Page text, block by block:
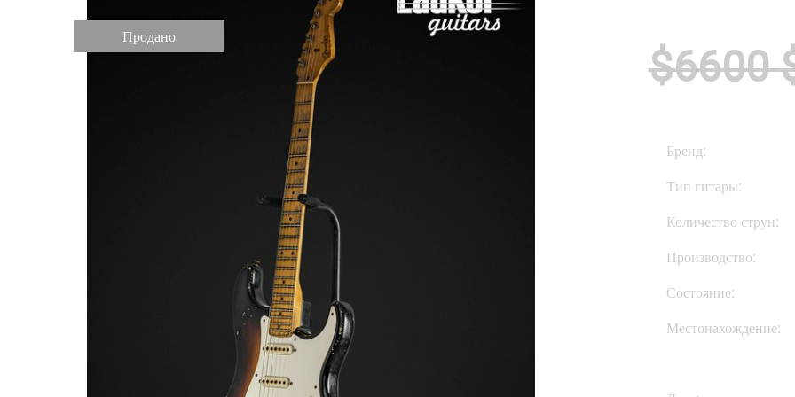
Продано
$6600
Бренд:
Тип гитары:
Количество струн:
Производство:
Состояние:
Местонахождение: